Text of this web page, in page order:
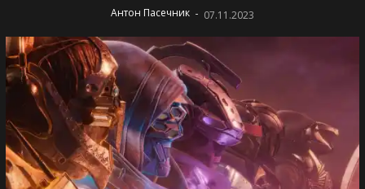
Антон Пасечник - 07.11.2023